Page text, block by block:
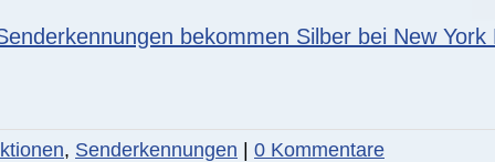
bekommen Silber bei New York
, Senderkennungen 0 Kommentare